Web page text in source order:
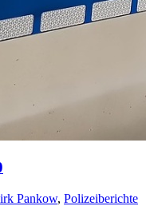
Pankow, Polizeiberichte